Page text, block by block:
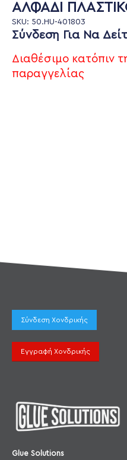
AΛΦΑΔΙ
SKU: 50.HU-401803
Σύνδεση Για Να
Διαθέσιμο κατόπιν
παραγγελίας
Σύνδεση Χονδρικής
Εγγραφή Χονδρικής
Glue Solutions